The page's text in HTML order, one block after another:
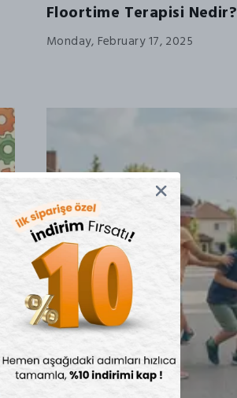
Floortime Terapisi Nedir?
Monday, February 17, 2025